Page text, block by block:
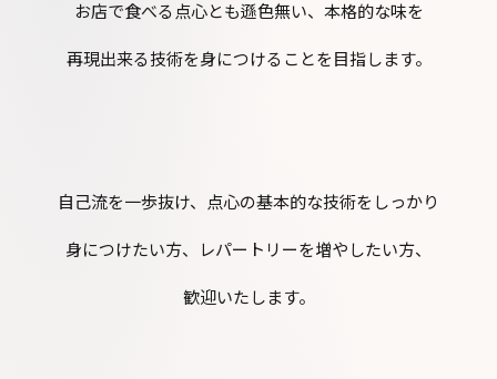
お店で食べる点心とも遜色無い、本格的な味を
再現出来る技術を身につけることを目指します。
自己流を一歩抜け、点心の基本的な技術をしっかり
身につけたい方、レパートリーを増やしたい方、
歓迎いたします。